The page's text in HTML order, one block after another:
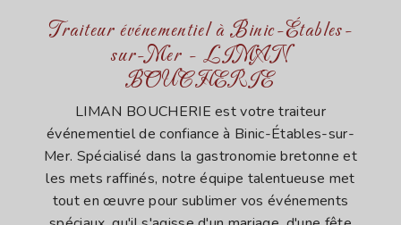
Traiteur événementiel à Binic-Étables-
sur-Mer - LIMAN
BOUCHERIE
LIMAN BOUCHERIE est votre traiteur
événementiel de confiance à Binic-Étables-sur-
Mer. Spécialisé dans la gastronomie bretonne et
les mets raffinés, notre équipe talentueuse met
tout en œuvre pour sublimer vos événements